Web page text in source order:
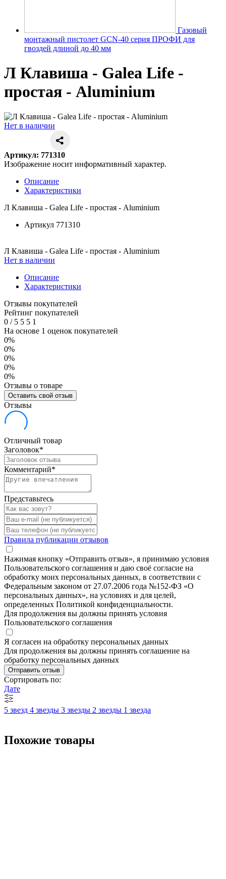
Газовый
монтажный пистолет GCN-40 серия ПРОФИ для
гвоздей длиной до 40 мм
Л Клавиша - Galea Life -
простая - Aluminium
Нет в наличии
Артикул: 771310
Изображение носит информативный характер.
Описание
Характеристики
Л Клавиша - Galea Life - простая - Aluminium
Артикул 771310
Л Клавиша - Galea Life - простая - Aluminium
Нет в наличии
Описание
Характеристики
Отзывы покупателей
Рейтинг покупателей
0 /5 5 5 1
На основе 1 оценок покупателей
0%
0%
0%
0%
0%
Отзывы о товаре
Оставить свой отзыв
Отзывы
Отличный товар
Заголовок*
Комментарий*
Представьтесь
Правила публикации отзывов
Нажимая кнопку «Отправить отзыв», я принимаю условия
Пользовательского соглашения и даю своё согласие на
обработку моих персональных данных, в соответствии с
Федеральным законом от 27.07.2006 года №152-ФЗ «О
персональных данных», на условиях и для целей,
определенных Политикой конфиденциальности.
Для продолжения вы должны принять условия
Пользовательского соглашения
Я согласен на обработку персональных данных
Для продолжения вы должны принять соглашение на
обработку персональных данных
Отправить отзыв
Сортировать по:
Дате
5 звезд 4 звезды 3 звезды 2 звезды 1 звезда
Похожие товары